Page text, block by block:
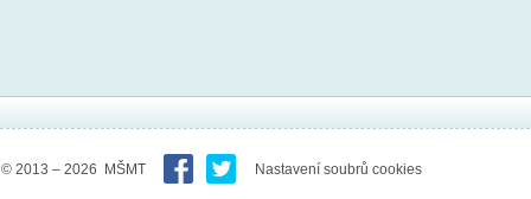
© 2013 – 2026 MŠMT Nastavení soubrů cookies